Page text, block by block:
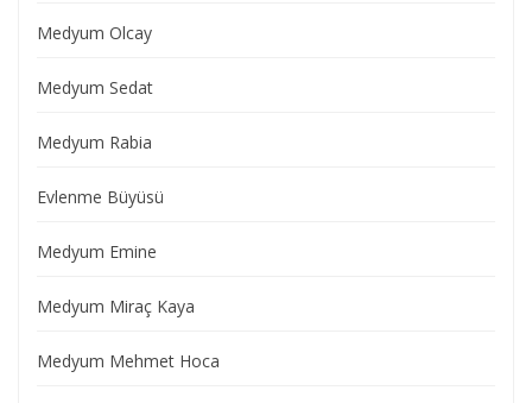
Medyum Olcay
Medyum Sedat
Medyum Rabia
Evlenme Büyüsü
Medyum Emine
Medyum Miraç Kaya
Medyum Mehmet Hoca